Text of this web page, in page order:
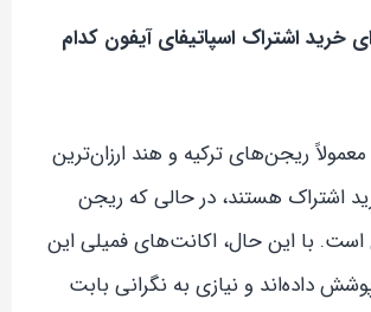
خرید اشتراک اسپاتیفای آیفون کدام
ریجن‌های ترکیه و هند ارزان‌ترین
اشتراک هستند، در حالی که ریجن
است. با این حال، اکانت‌های فمیلی این
داده‌اند و نیازی به نگرانی بابت